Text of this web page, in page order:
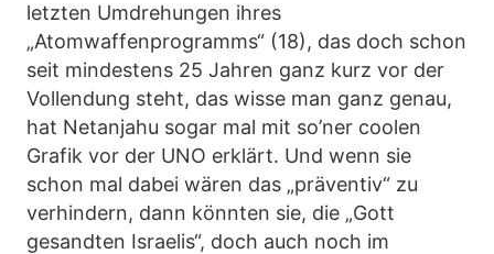
letzten Umdrehungen ihres
„Atomwaffenprogramms“ (18), das doch schon
seit mindestens 25 Jahren ganz kurz vor der
Vollendung steht, das wisse man ganz genau,
hat Netanjahu sogar mal mit so’ner coolen
Grafik vor der UNO erklärt. Und wenn sie
schon mal dabei wären das „präventiv“ zu
verhindern, dann könnten sie, die „Gott
gesandten Israelis“, doch auch noch im